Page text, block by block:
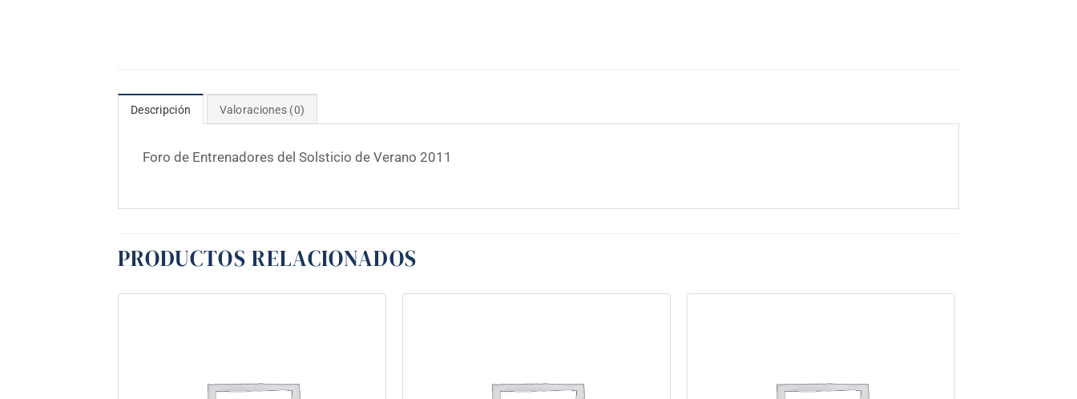
Descripción Valoraciones (0)
Foro de Entrenadores del Solsticio de Verano 2011
PRODUCTOS RELACIONADOS